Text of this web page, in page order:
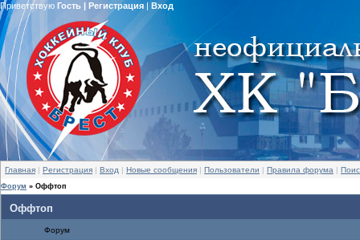
Приветствую Гость | Регистрация| Вход
Главная | Регистрация | Вход | Новые сообщения | Пользователи | Правила форума |
Форум » Оффтоп
Оффтоп
Форум